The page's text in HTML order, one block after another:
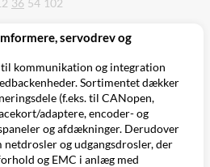
36 54 102
servodrev og
kommunikation og integration
Sortimentet dækker
(f.eks. til CANopen,
adaptere, encoder- og
og afdækninger. Derudover
og udgangsdrosler, der
og EMC i anlæg med